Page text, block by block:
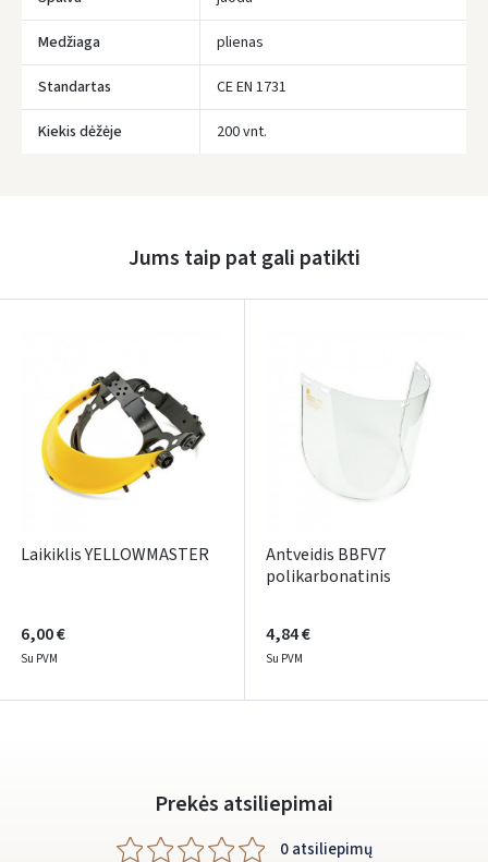
Medžiaga plienas
Standartas CE EN 1731
Kiekis dėžėje 200 vnt.
Jums taip pat gali patikti
Laikiklis YELLOWMASTER
6,00 €
Su PVM
Antveidis BBFV7
polikarbonatinis
4,84 €
Su PVM
Prekės atsiliepimai
0 atsiliepimų
Pamiršote slaptažodį?
Google
Dar neturite paskyros? Registruokites